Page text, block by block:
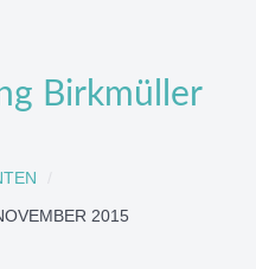
Birkmüller
2015